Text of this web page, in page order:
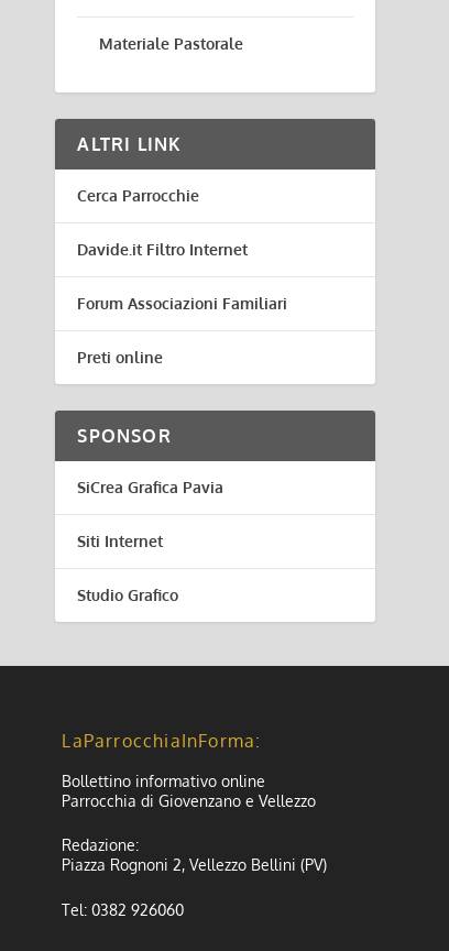
Materiale Pastorale
ALTRI LINK
Cerca Parrocchie
Davide.it Filtro Internet
Forum Associazioni Familiari
Preti online
SPONSOR
SiCrea Grafica Pavia
Siti Internet
Studio Grafico
LaParrocchiaInForma:
Bollettino informativo online
Parrocchia di Giovenzano e Vellezzo
Redazione:
Piazza Rognoni 2, Vellezzo Bellini (PV)
Tel: 0382 926060